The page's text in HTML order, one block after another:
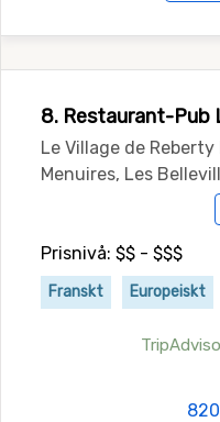
8. Restaurant-Pub
Le Village de
Menuires, Les
Prisnivå: $$ - $$$
Franskt Europeiskt